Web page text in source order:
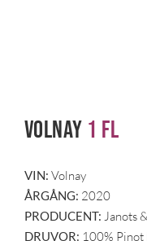
Volnay 1 fl
VIN: Volnay
ÅRGÅNG: 2020
PRODUCENT: Janots
DRUVOR: 100%